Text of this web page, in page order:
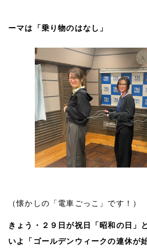
メッセ
ーマは「乗り物のはなし」
（懐かしの「電車ごっこ」です！）
きょう・２９日が祝日「昭和の日」
いよ「ゴールデンウィークの連休が